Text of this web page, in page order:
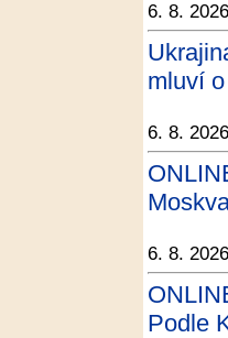
6. 8.
mluví
6. 8.
6. 8.
Podle